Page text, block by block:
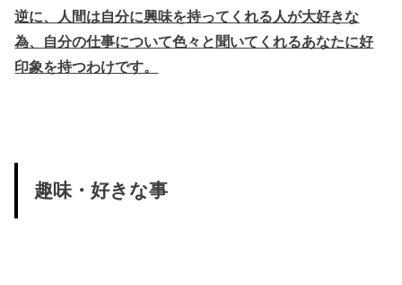
逆に、人間は自分に興味を持ってくれる人が大好きな
為、自分の仕事について色々と聞いてくれるあなたに好
印象を持つわけです。
趣味・好きな事